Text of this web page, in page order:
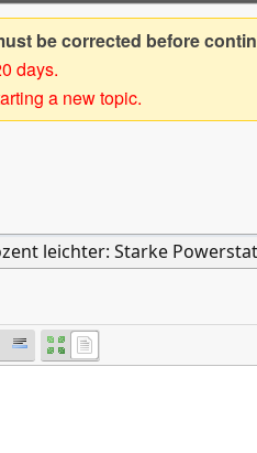
be corrected before
days.
a new topic.